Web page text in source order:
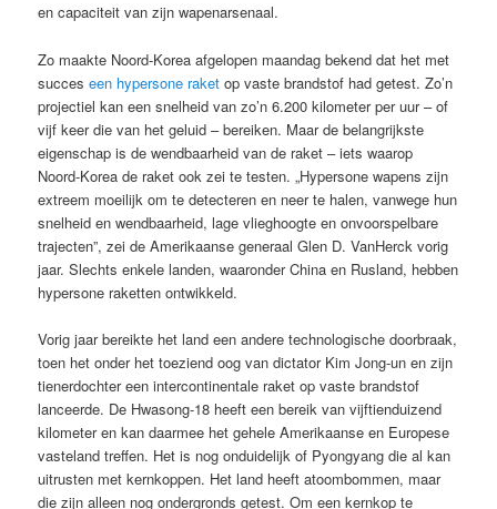
en capaciteit van zijn wapenarsenaal.
Zo maakte Noord-Korea afgelopen maandag bekend dat het met
succeseen hypersone raket op vaste brandstof had getest. Zo’n
projectiel kan een snelheid van zo’n 6.200 kilometer per uur – of
vijf keer die van het geluid – bereiken. Maar de belangrijkste
eigenschap is de wendbaarheid van de raket – iets waarop
Noord-Korea de raket ook zei te testen. „Hypersone wapens zijn
extreem moeilijk om te detecteren en neer te halen, vanwege hun
snelheid en wendbaarheid, lage vlieghoogte en onvoorspelbare
trajecten”, zei de Amerikaanse generaal Glen D. VanHerck vorig
jaar. Slechts enkele landen, waaronder China en Rusland, hebben
hypersone raketten ontwikkeld.
Vorig jaar bereikte het land een andere technologische doorbraak,
toen het onder het toeziend oog van dictator Kim Jong-un en zijn
tienerdochter een intercontinentale raket op vaste brandstof
lanceerde. De Hwasong-18 heeft een bereik van vijftienduizend
kilometer en kan daarmee het gehele Amerikaanse en Europese
vasteland treffen. Het is nog onduidelijk of Pyongyang die al kan
uitrusten met kernkoppen. Het land heeft atoombommen, maar
die zijn alleen nog ondergronds getest. Om een kernkop te